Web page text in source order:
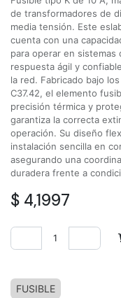
de transformadores de
media tensión. Este
cuenta con una
para operar en sistemas
respuesta ágil y
la red. Fabricado bajo
C37.42, el elemento
precisión térmica y
garantiza la correcta
operación. Su diseño
instalación sencilla en
asegurando una
duradera frente a
$ 4,1997
FUSIBLE